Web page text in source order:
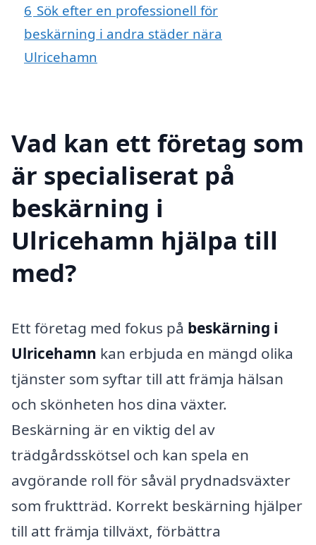
6 Sök efter en professionell för
beskärning i andra städer nära
Ulricehamn
Vad kan ett företag som
är specialiserat på
beskärning i
Ulricehamn hjälpa till
med?
Ett företag med fokus på beskärning i
Ulricehamn kan erbjuda en mängd olika
tjänster som syftar till att främja hälsan
och skönheten hos dina växter.
Beskärning är en viktig del av
trädgårdsskötsel och kan spela en
avgörande roll för såväl prydnadsväxter
som fruktträd. Korrekt beskärning hjälper
till att främja tillväxt, förbättra